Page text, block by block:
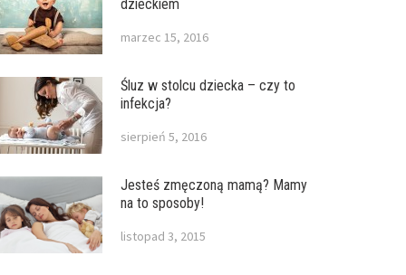
dzieckiem
marzec 15, 2016
Śluz w stolcu dziecka – czy to
infekcja?
sierpień 5, 2016
Jesteś zmęczoną mamą? Mamy
na to sposoby!
listopad 3, 2015